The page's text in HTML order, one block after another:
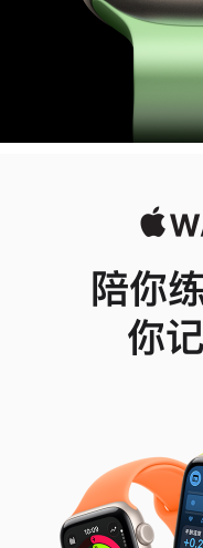
陪你
你记